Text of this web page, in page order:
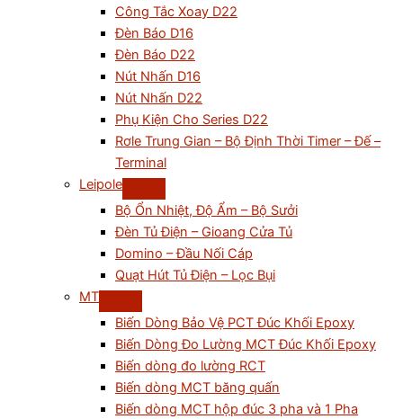
Công Tắc Xoay D22
Đèn Báo D16
Đèn Báo D22
Nút Nhấn D16
Nút Nhấn D22
Phụ Kiện Cho Series D22
Rơle Trung Gian – Bộ Định Thời Timer – Đế –
Terminal
Leipole
Bộ Ổn Nhiệt, Độ Ẩm – Bộ Sưởi
Đèn Tủ Điện – Gioang Cửa Tủ
Domino – Đầu Nối Cáp
Quạt Hút Tủ Điện – Lọc Bụi
MT
Biến Dòng Bảo Vệ PCT Đúc Khối Epoxy
Biến Dòng Đo Lường MCT Đúc Khối Epoxy
Biến dòng đo lường RCT
Biến dòng MCT băng quấn
Biến dòng MCT hộp đúc 3 pha và 1 Pha